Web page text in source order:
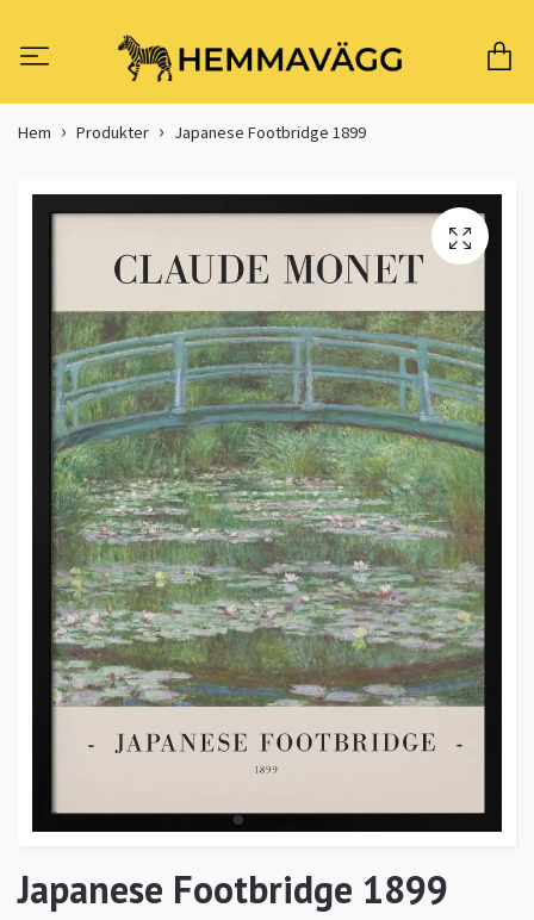
Hem Produkter Japanese Footbridge 1899
Japanese Footbridge 1899